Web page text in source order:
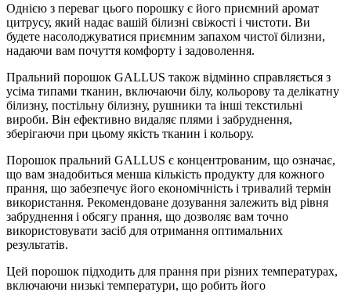
Однією з переваг цього порошку є його приємний аромат
цитрусу, який надає вашій білизні свіжості і чистоти. Ви
будете насолоджуватися приємним запахом чистої білизни,
надаючи вам почуття комфорту і задоволення.
Пральний порошок GALLUS також відмінно справляється з
усіма типами тканин, включаючи білу, кольорову та делікатну
білизну, постільну білизну, рушники та інші текстильні
вироби. Він ефективно видаляє плями і забруднення,
зберігаючи при цьому якість тканин і кольору.
Порошок пральний GALLUS є концентрованим, що означає,
що вам знадобиться менша кількість продукту для кожного
прання, що забезпечує його економічність і тривалий термін
використання. Рекомендоване дозування залежить від рівня
забруднення і обсягу прання, що дозволяє вам точно
використовувати засіб для отримання оптимальних
результатів.
Цей порошок підходить для прання при різних температурах,
включаючи низькі температури, що робить його